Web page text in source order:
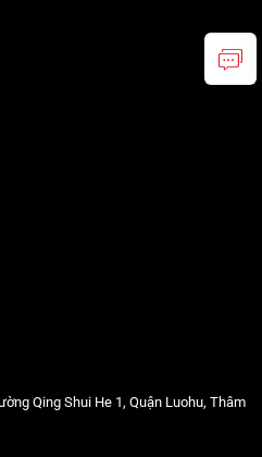
Qing Shui He 1, Quận Luohu, Thâm